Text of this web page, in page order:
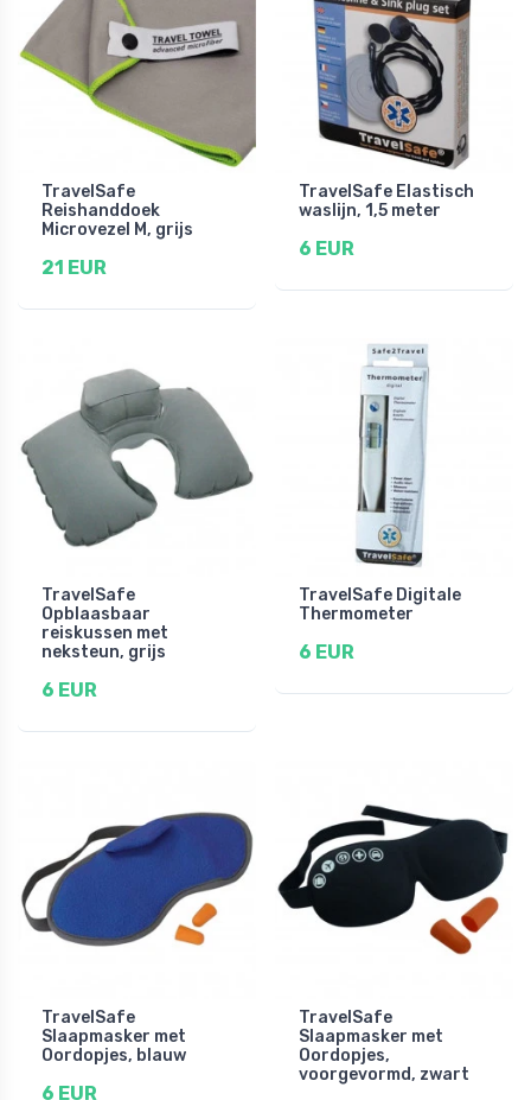
TravelSafe
Reishanddoek
Microvezel M, grijs
21 EUR
TravelSafe Elastisch
waslijn, 1,5 meter
6 EUR
TravelSafe
Opblaasbaar
reiskussen met
neksteun, grijs
6 EUR
TravelSafe Digitale
Thermometer
6 EUR
TravelSafe
Slaapmasker met
Oordopjes, blauw
6 EUR
TravelSafe
Slaapmasker met
Oordopjes,
voorgevormd, zwart